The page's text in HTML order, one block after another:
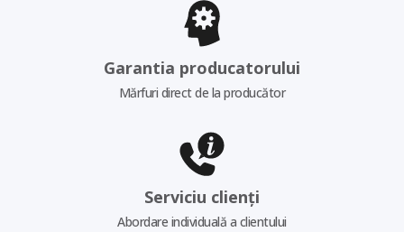
Garantia producatorului
Mărfuri direct de la producător
Serviciu clienți
Abordare individuală a clientului